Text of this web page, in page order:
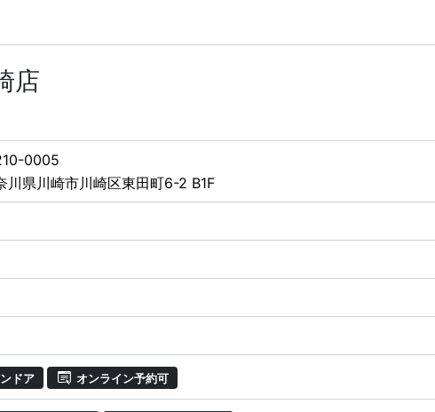
店
0005
川県川崎市川崎区東田町6-2 B1F
ドア オンライン予約可